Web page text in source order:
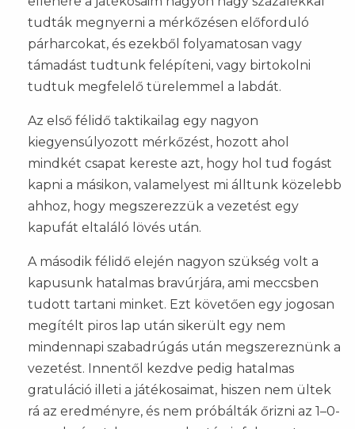
tudták megnyerni a mérkőzésen előforduló
párharcokat, és ezekből folyamatosan vagy
támadást tudtunk felépíteni, vagy birtokolni
tudtuk megfelelő türelemmel a labdát.
Az első félidő taktikailag egy nagyon
kiegyensúlyozott mérkőzést, hozott ahol
mindkét csapat kereste azt, hogy hol tud fogást
kapni a másikon, valamelyest mi álltunk közelebb
ahhoz, hogy megszerezzük a vezetést egy
kapufát eltaláló lövés után.
A második félidő elején nagyon szükség volt a
kapusunk hatalmas bravúrjára, ami meccsben
tudott tartani minket. Ezt követően egy jogosan
megítélt piros lap után sikerült egy nem
mindennapi szabadrúgás után megszereznünk a
vezetést. Innentől kezdve pedig hatalmas
gratuláció illeti a játékosaimat, hiszen nem ültek
rá az eredményre, és nem próbálták őrizni az 1–0-